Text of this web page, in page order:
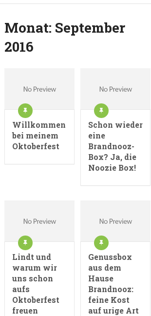
Monat: September
2016
Willkommen
bei meinem
Oktoberfest
Schon wieder
eine
Brandnooz-
Box? Ja, die
Noozie Box!
Lindt und
warum wir
uns schon
aufs
Oktoberfest
freuen
Genussbox
aus dem
Hause
Brandnooz:
feine Kost
auf urige Art